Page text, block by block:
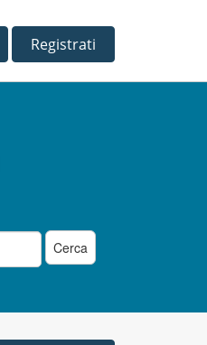
Registrati